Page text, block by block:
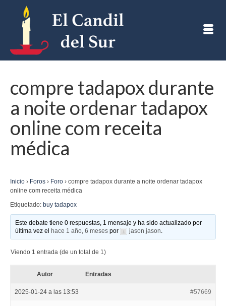
compre tadapox durante
a noite ordenar tadapox
online com receita
médica
Inicio › Foros › Foro › compre tadapox durante a noite ordenar tadapox
online com receita médica
Etiquetado: buy tadapox
Este debate tiene 0 respuestas, 1 mensaje y ha sido actualizado por
última vez el
hace 1 año, 6 meses por jason jason.
Viendo 1 entrada (de un total de 1)
Autor Entradas
2025-01-24 a las 13:53 #57669